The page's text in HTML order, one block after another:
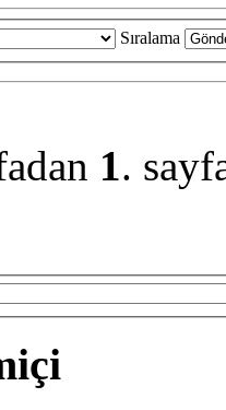
Sıralama
1.